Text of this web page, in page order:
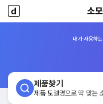
소모품 다나와
홈
소
내가 사용하
제품찾기
제품 모델명으로 딱 맞는